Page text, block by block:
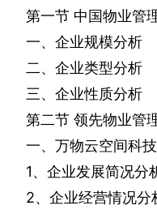
第一节 中国物业管
一、企业规模分析
二、企业类型分析
三、企业性质分析
第二节 领先物业管
一、万物云空间科
1、企业发展简况分
2、企业经营情况分